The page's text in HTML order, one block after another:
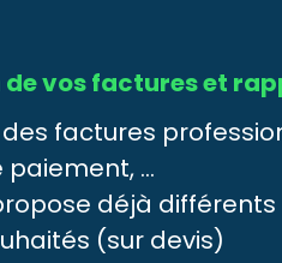
vos factures et
factures
...
déjà
(sur devis)